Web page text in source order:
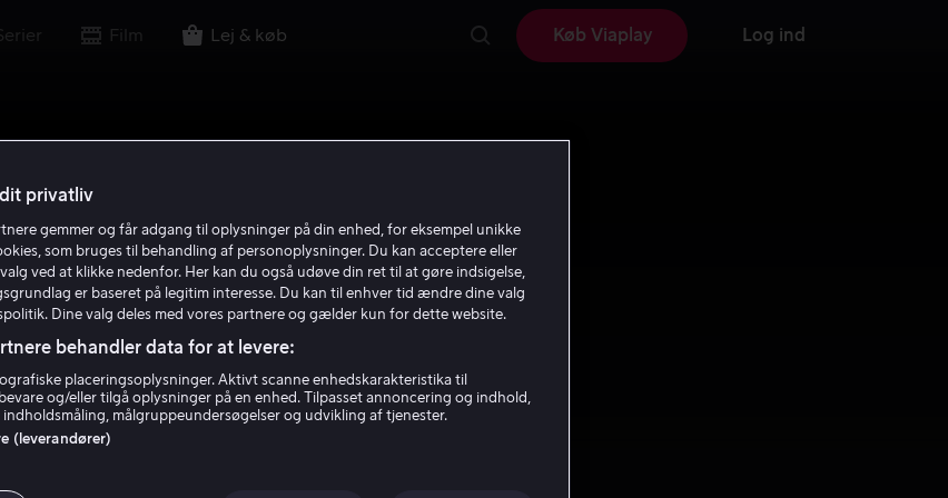
Film Lej & køb Køb Viaplay Log ind
privatliv
gemmer og får adgang til oplysninger på din enhed, for eksempel unikke
som bruges til behandling af personoplysninger. Du kan acceptere eller
ved at klikke nedenfor. Her kan du også udøve din ret til at gøre indsigelse,
er baseret på legitim interesse. Du kan til enhver tid ændre dine valg
Dine valg deles med vores partnere og gælder kun for dette website.
behandler data for at levere:
placeringsoplysninger. Aktivt scanne enhedskarakteristika til
og/eller tilgå oplysninger på en enhed. Tilpasset annoncering og indhold,
målgruppeundersøgelser og udvikling af tjenester.
(leverandører)